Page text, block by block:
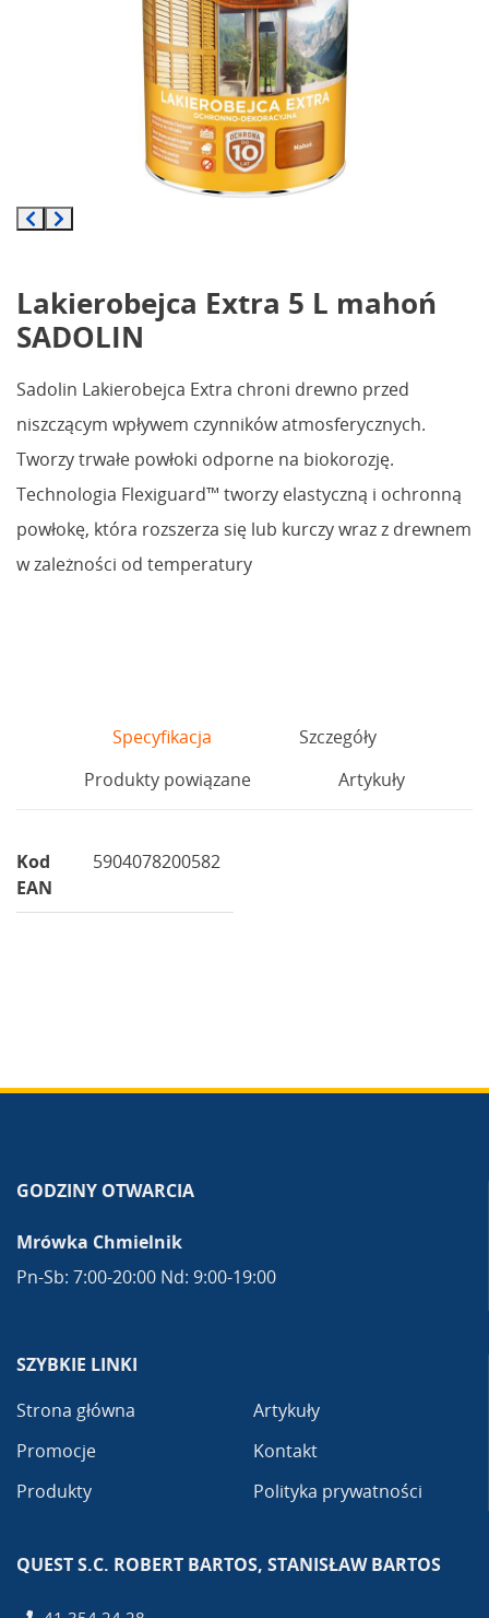
Lakierobejca Extra 5 L mahoń
SADOLIN
Sadolin Lakierobejca Extra chroni drewno przed
niszczącym wpływem czynników atmosferycznych.
Tworzy trwałe powłoki odporne na biokorozję.
Technologia Flexiguard™ tworzy elastyczną i ochronną
powłokę, która rozszerza się lub kurczy wraz z drewnem
w zależności od temperatury
Specyfikacja
Szczegóły
Produkty powiązane
Artykuły
Kod
EAN
5904078200582
GODZINY OTWARCIA
Mrówka Chmielnik
Pn-Sb: 7:00-20:00 Nd: 9:00-19:00
SZYBKIE LINKI
Strona główna
Promocje
Produkty
Artykuły
Kontakt
Polityka prywatności
QUEST S.C. ROBERT BARTOS, STANISŁAW BARTOS